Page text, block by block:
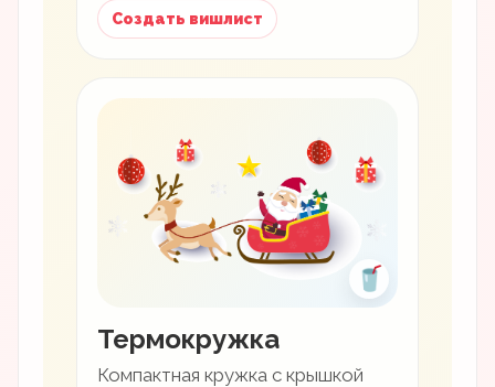
Создать вишлист
🥤
Термокружка
Компактная кружка с крышкой